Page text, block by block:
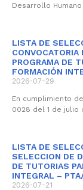
Desarrollo Humano
LISTA DE
CONVOCATORIA
PROGRAMA DE
FORMACIÓN
2026-07-29
En cumplimiento
0028 del 1 de julio
LISTA DE
SELECCION DE
DE TUTORIAS
INTEGRAL –
2026-07-21